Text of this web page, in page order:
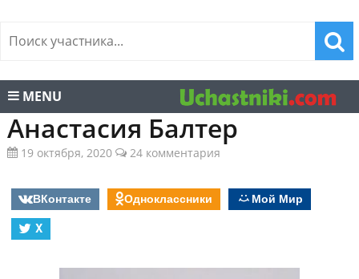
MENU
Анастасия Балтер
19 октября, 2020 24 комментария
ВКонтакте Одноклассники
Мой Мир
X